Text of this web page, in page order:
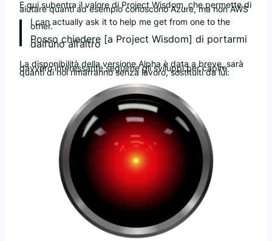
E qui subentra il valore di Project Wisdom, che permette di
aiutare quanti ad esempio conoscono Azure, ma non AWS
I can actually ask it to help me get from one to the
other.
Posso chiedere [a Project Wisdom] di portarmi
dall’uno all’altro
La disponibilità della versione Alpha è data a breve, sarà
davvero interessante seguirne gli sviluppi per capire
quanti di noi rimarranno senza lavoro, sostituiti da lui: